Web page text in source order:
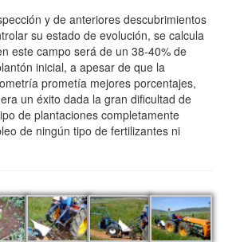
y de anteriores descubrimientos
su estado de evolución, se calcula
este campo será de un 38-40% de
inicial, a apesar de que la
prometía mejores porcentajes,
un éxito dada la gran dificultad de
de plantaciones completamente
de ningún tipo de fertilizantes ni